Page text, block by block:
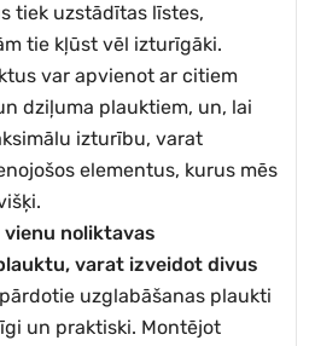
tiek uzstādītas līstes,
tie kļūst vēl izturīgāki.
var apvienot ar citiem
dziļuma plauktiem, un, lai
izturību, varat
elementus, kurus mēs
noliktavas
varat izveidot divus
uzglabāšanas plaukti
un praktiski. Montējot